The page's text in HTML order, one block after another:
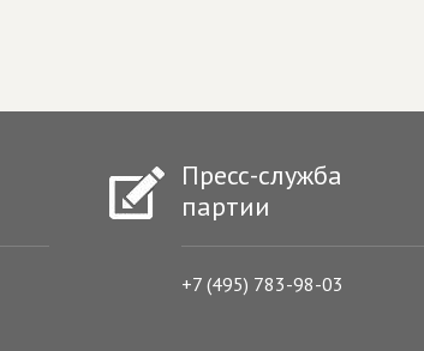
Пресс-служба
партии
+7 (495) 783-98-03